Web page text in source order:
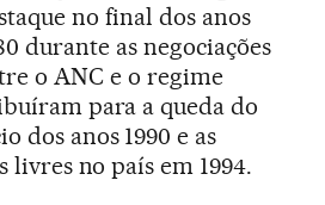
no final dos anos
durante as negociações
o ANC e o regime
para a queda do
dos anos 1990 e as
no país em 1994.